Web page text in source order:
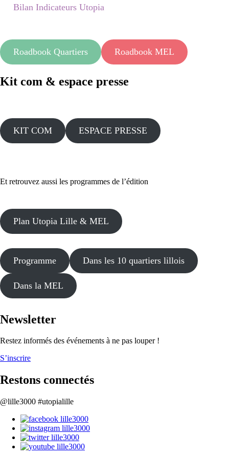
Bilan Indicateurs Utopia
Roadbook Quartiers Roadbook MEL
Kit com & espace presse
KIT COM ESPACE PRESSE
Et retrouvez aussi les programmes de l’édition
Plan Utopia Lille & MEL
Programme Dans les 10 quartiers lillois
Dans la MEL
Newsletter
Restez informés des événements à ne pas louper !
S’inscrire
Restons connectés
@lille3000 #utopialille